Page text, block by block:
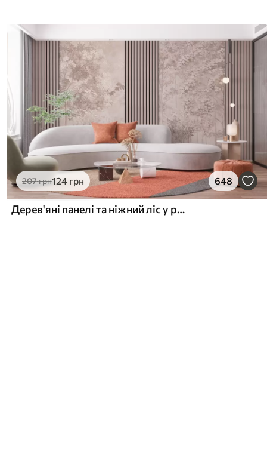
207грн124 грн 648
Дерев'яні панелі та ніжний ліс у рожевих тонах